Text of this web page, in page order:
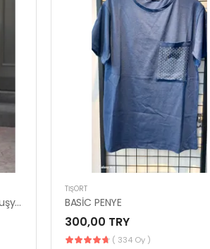
Akrilik Harf Desenli Uzun Hırka Fuşya Renk
TIŞÖRT
BASİC PENYE
300,00 TRY
( 334 Oy )